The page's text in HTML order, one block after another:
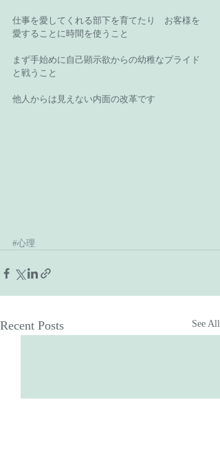
仕事を愛してくれる部下を育てたり　お客様を
愛することに時間を使うこと
まず手始めに自己顕示欲からの幼稚なプライド
と戦うこと
他人からは見えない内面の改革です
#心理
Recent Posts See All